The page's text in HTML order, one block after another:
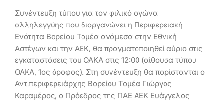
Συνέντευξη τύπου για τον φιλικό αγώνα
αλληλεγγύης που διοργανώνει η Περιφερειακή
Ενότητα Βορείου Τομέα ανάμεσα στην Εθνική
Αστέγων και την ΑΕΚ, θα πραγματοποιηθεί αύριο στις
εγκαταστάσεις του ΟΑΚΑ στις 12:00 (αίθουσα τύπου
ΟΑΚΑ, 1ος όροφος). Στη συνέντευξη θα παρίστανται ο
Αντιπεριφερειάρχης Βορείου Τομέα Γιώργος
Καραμέρος, ο Πρόεδρος της ΠΑΕ ΑΕΚ Ευάγγελος